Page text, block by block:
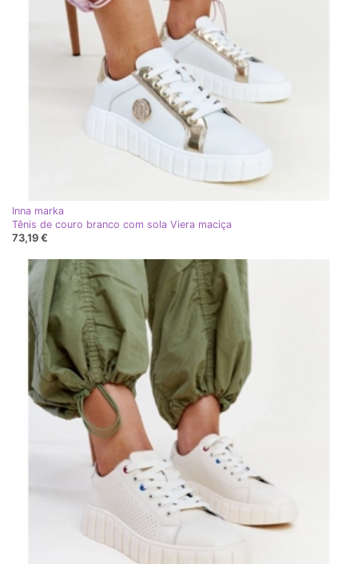
Inna marka
Tênis de couro branco com sola Viera maciça
73,19 €